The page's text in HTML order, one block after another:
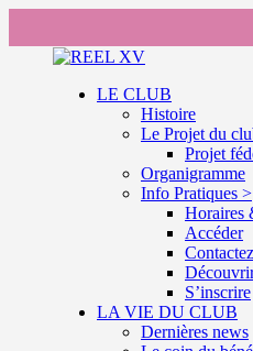
LE CLUB
Histoire
Le Projet du
Projet
Organigramme
Info Pratiques >
Horaires
Accéder
S’inscrire
LA VIE DU CLUB
Dernières news